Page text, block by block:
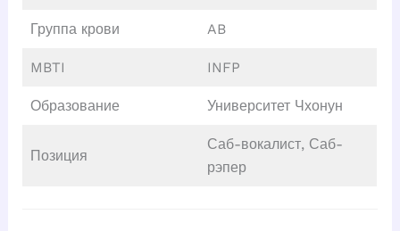
Группа крови AB
MBTI INFP
Образование Университет Чхонун
Позиция
Саб-вокалист, Саб-
рэпер